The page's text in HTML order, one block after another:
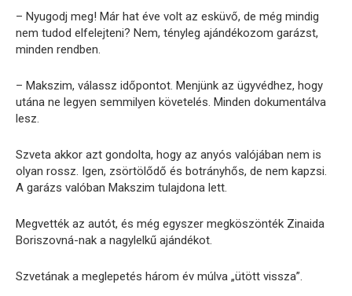
– Nyugodj meg! Már hat éve volt az esküvő, de még mindig
nem tudod elfelejteni? Nem, tényleg ajándékozom garázst,
minden rendben.
– Makszim, válassz időpontot. Menjünk az ügyvédhez, hogy
utána ne legyen semmilyen követelés. Minden dokumentálva
lesz.
Szveta akkor azt gondolta, hogy az anyós valójában nem is
olyan rossz. Igen, zsörtölődő és botrányhős, de nem kapzsi.
A garázs valóban Makszim tulajdona lett.
Megvették az autót, és még egyszer megköszönték Zinaida
Boriszovná-nak a nagylelkű ajándékot.
Szvetának a meglepetés három év múlva „ütött vissza”.